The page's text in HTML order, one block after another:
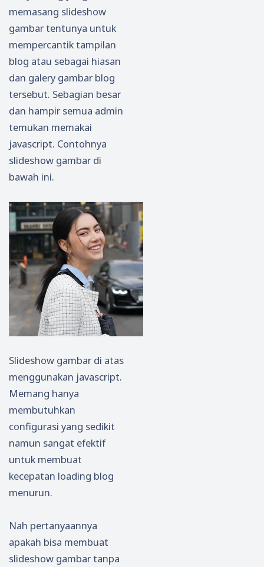
memasang slideshow
gambar tentunya untuk
mempercantik tampilan
blog atau sebagai hiasan
dan galery gambar blog
tersebut. Sebagian besar
dan hampir semua admin
temukan memakai
javascript. Contohnya
slideshow gambar di
bawah ini.
Slideshow gambar di atas
menggunakan javascript.
Memang hanya
membutuhkan
configurasi yang sedikit
namun sangat efektif
untuk membuat
kecepatan loading blog
menurun.
Nah pertanyaannya
apakah bisa membuat
slideshow gambar tanpa